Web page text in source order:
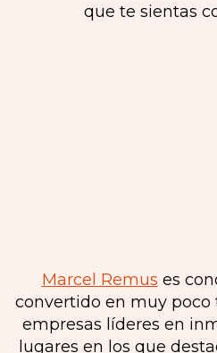
que te sientas
Marcel Remus es
convertido en muy
empresas líderes en
lugares en los que